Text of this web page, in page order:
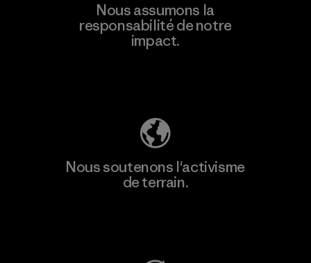
Nous assumons la
responsabilité de notre
impact.
Nous soutenons l'activisme
de terrain.